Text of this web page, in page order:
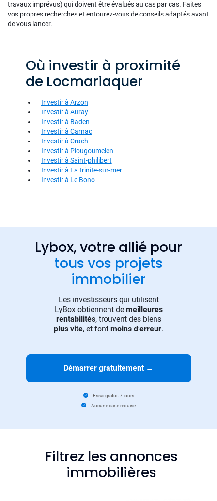
travaux imprévus) qui doivent être évalués au cas par cas. Faites
vos propres recherches et entourez-vous de conseils adaptés avant
de vous lancer.
Où investir à proximité
de Locmariaquer
Investir à Arzon
Investir à Auray
Investir à Baden
Investir à Carnac
Investir à Crach
Investir à Plougoumelen
Investir à Saint-philibert
Investir à La trinite-sur-mer
Investir à Le Bono
Lybox, votre allié pour
tous vos projets
immobilier
Les investisseurs qui utilisent
LyBox obtiennent de meilleures
rentabilités, trouvent des biens
plus vite, et font moins d’erreur.
Démarrer gratuitement →
Essai gratuit 7 jours
Aucune carte requise
Filtrez les annonces
immobilières